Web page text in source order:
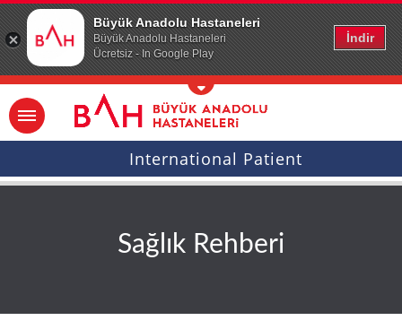
Büyük Anadolu Hastaneleri
Büyük Anadolu Hastaneleri
Ücretsiz - In Google Play
İndir
Ana icerige atla
International Patient
Sağlık Rehberi